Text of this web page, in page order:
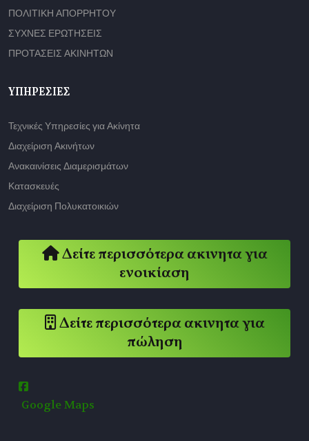
ΠΟΛΙΤΙΚΗ ΑΠΟΡΡΗΤΟΥ
ΣΥΧΝΕΣ ΕΡΩΤΗΣΕΙΣ
ΠΡΟΤΑΣΕΙΣ ΑΚΙΝΗΤΩΝ
ΥΠΗΡΕΣΊΕΣ
Τεχνικές Υπηρεσίες για Ακίνητα
Διαχείριση Ακινήτων
Ανακαινίσεις Διαμερισμάτων
Κατασκευές
Διαχείριση Πολυκατοικιών
Δείτε περισσότερα ακινητα για
ενοικίαση
Δείτε περισσότερα ακινητα για
πώληση
Google Maps